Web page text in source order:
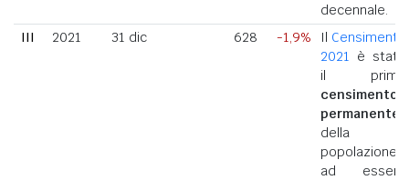
decennale.
III
2021 31 dic 628 -1,9% Il Censimento
2021 è stato
il primo
censimento
permanente
della
popolazione
ad essere